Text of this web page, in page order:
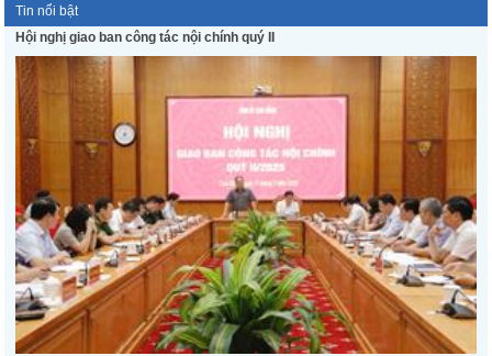
Tin nổi bật
Hội nghị giao ban công tác nội chính quý II